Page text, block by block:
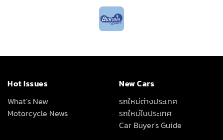
Hot Issues
What’s New
Motorcycle News
New Cars
รถใหม่ต่างประเทศ
รถใหม่ในประเทศ
Car Buyer's Guide